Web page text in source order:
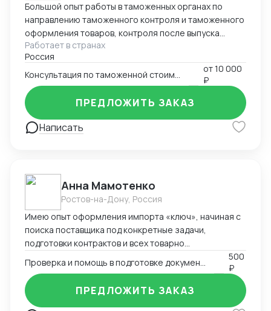
Большой опыт работы в таможенных органах по
направлению таможенного контроля и таможенного
оформления товаров, контроля после выпуска
товаров, таможенной стоимости. Подготовка
документов для декларирования товаров, работа с
Таможенными представителями. Большой опыт по
доказыванию заявленной таможенной стоимости.
Работает в странах
Россия
от10 000
₽
Написать
ПРЕДЛОЖИТЬ ЗАКАЗ
Анна Мамотенко
Ростов-на-Дону, Россия
Имею опыт оформления импорта «ключ», начиная с
поиска поставщика под конкретные задачи,
подготовки контрактов и всех товарно
сопроводительных и разрешительных документов,
составления логистических схем и заканчивая
побором кодов тнвэд, описанием товара и его
таможенным оформлением
500
₽
ПРЕДЛОЖИТЬ ЗАКАЗ